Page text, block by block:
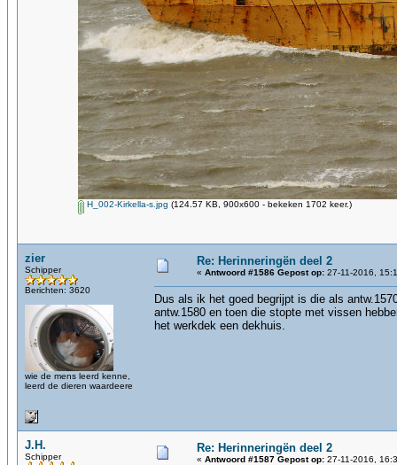
H_002-Kirkella-s.jpg (124.57 KB, 900x600 - bekeken 1702 keer.)
zier
Schipper
Berichten: 3620
wie de mens leerd kenne,
leerd de dieren waardeere
Re: Herinneringën deel 2
« Antwoord #1586 Gepost op: 27-11-2016,
Dus als ik het goed begrijpt is die als
antw.1580 en toen die stopte met vissen
het werkdek een dekhuis.
J.H.
Schipper
Re: Herinneringën deel 2
« Antwoord #1587 Gepost op: 27-11-2016,